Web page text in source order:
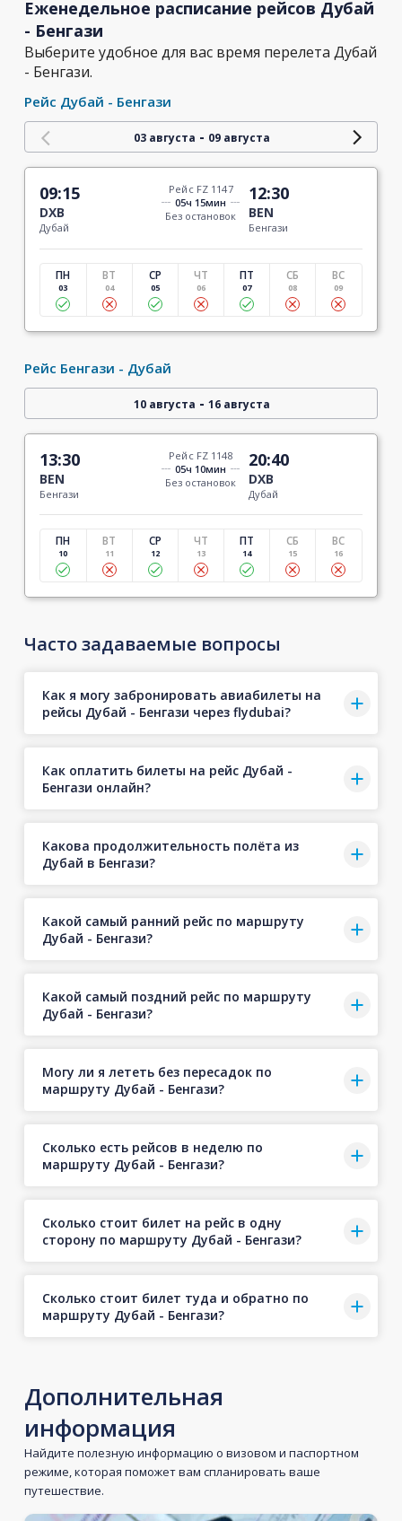
Еженедельное расписание рейсов Дубай
- Бенгази
Выберите удобное для вас время перелета Дубай
- Бенгази.
Рейс Дубай - Бенгази
03 августа - 09 августа
09:15
DXB
Дубай
Рейс FZ 1147
05ч 15мин
Без остановок
12:30
BEN
Бенгази
ПН
03
ВТ
04
СР
05
ЧТ
06
ПТ
07
СБ
08
ВС
09
Рейс Бенгази - Дубай
10 августа - 16 августа
13:30
BEN
Бенгази
Рейс FZ 1148
05ч 10мин
Без остановок
20:40
DXB
Дубай
ПН
10
ВТ
11
СР
12
ЧТ
13
ПТ
14
СБ
15
ВС
16
Часто задаваемые вопросы
Как я могу забронировать авиабилеты на
рейсы Дубай - Бенгази через flydubai?
Как оплатить билеты на рейс Дубай -
Бенгази онлайн?
Какова продолжительность полёта из
Дубай в Бенгази?
Какой самый ранний рейс по маршруту
Дубай - Бенгази?
Какой самый поздний рейс по маршруту
Дубай - Бенгази?
Могу ли я лететь без пересадок по
маршруту Дубай - Бенгази?
Сколько есть рейсов в неделю по
маршруту Дубай - Бенгази?
Сколько стоит билет на рейс в одну
сторону по маршруту Дубай - Бенгази?
Сколько стоит билет туда и обратно по
маршруту Дубай - Бенгази?
Дополнительная
информация
Найдите полезную информацию о визовом и паспортном
режиме, которая поможет вам спланировать ваше
путешествие.